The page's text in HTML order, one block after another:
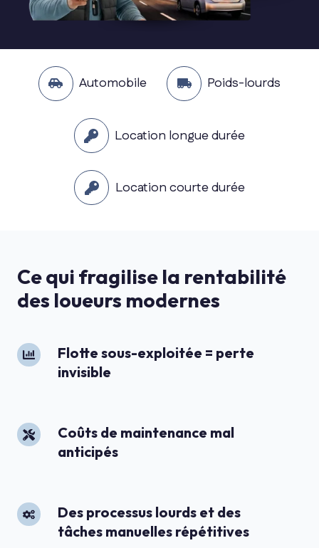
Automobile Poids-lourds
Location longue durée
Location courte durée
Ce qui fragilise la rentabilité
des loueurs modernes
Flotte sous-exploitée = perte
invisible
Flotte
perte
invisible
Coûts de maintenance mal
anticipés
Coûts
anticipésDes processus lourds et des
tâches manuelles répétitives
Des
processus